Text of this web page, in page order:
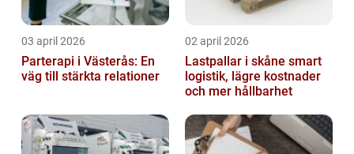
03 april 2026
Parterapi i Västerås: En
väg till stärkta relationer
02 april 2026
Lastpallar i skåne smart
logistik, lägre kostnader
och mer hållbarhet